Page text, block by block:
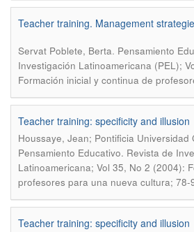
Teacher training. Management
Servat Poblete, Berta. Pensamiento
Investigación Latinoamericana (PEL);
Formación inicial y continua de
Teacher training: specificity and illusion
Houssaye, Jean; Pontificia Universidad
Pensamiento Educativo. Revista de
Latinoamericana; Vol 35, No 2 (2004):
profesores para una nueva cultura; 78-
Teacher training: specificity and illusion